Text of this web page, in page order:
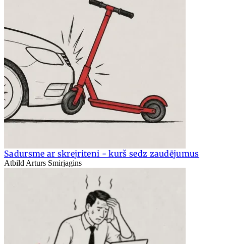
Sadursme ar skrejriteni - kurš sedz zaudējumus
Atbild Arturs Smirjagins